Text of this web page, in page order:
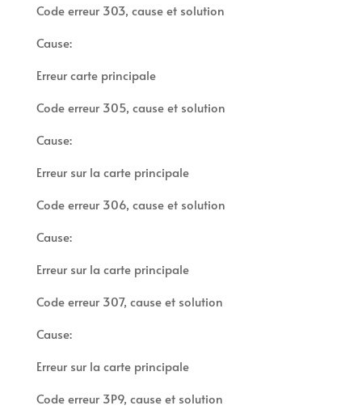
Code erreur 303, cause et solution
Cause:
Erreur carte principale
Code erreur 305, cause et solution
Cause:
Erreur sur la carte principale
Code erreur 306, cause et solution
Cause:
Erreur sur la carte principale
Code erreur 307, cause et solution
Cause:
Erreur sur la carte principale
Code erreur 3P9, cause et solution